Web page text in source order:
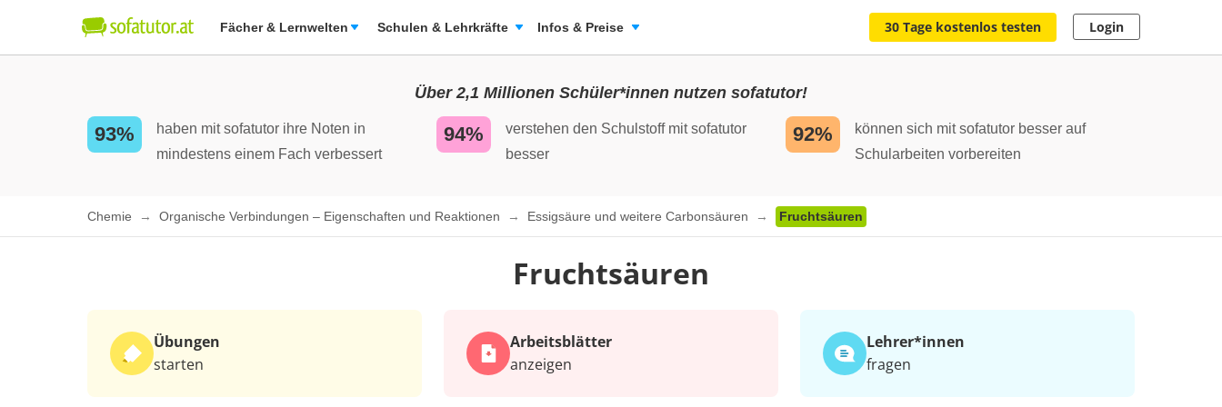
Fächer & Lernwelten Schulen & Lehrkräfte Infos & Preise 30 Tage kostenlos testen Login
Über 2,1 Millionen Schüler*innen nutzen sofatutor!
93%
haben mit sofatutor ihre Noten in
mindestens einem Fach verbessert
94%
verstehen den Schulstoff mit sofatutor
besser
92%
können sich mit sofatutor besser auf
Schularbeiten vorbereiten
Chemie Organische Verbindungen – Eigenschaften und Reaktionen Essigsäure und weitere Carbonsäuren Fruchtsäuren
Fruchtsäuren
Übungen
starten
Arbeits­blätter
anzeigen
Lehrer*​innen
fragen